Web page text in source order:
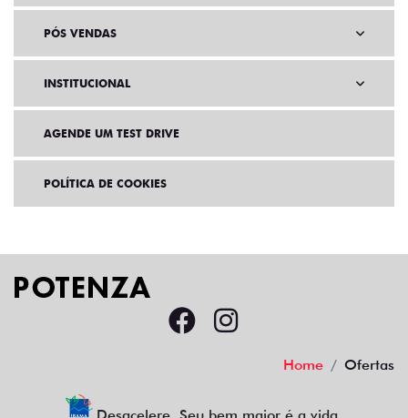
PÓS VENDAS
INSTITUCIONAL
AGENDE UM TEST DRIVE
POLÍTICA DE COOKIES
Home Ofertas